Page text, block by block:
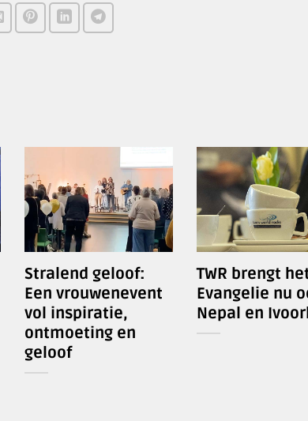
Stralend geloof:
Een vrouwenevent
vol inspiratie,
ontmoeting en
geloof
TWR brengt
Evangelie nu
Nepal en